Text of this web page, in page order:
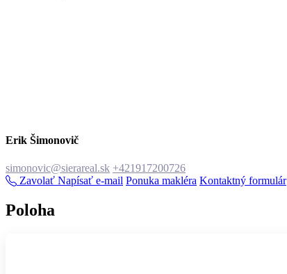
Erik Šimonovič
simonovic@sierareal.sk +421917200726
Zavolať Napísať e-mail Ponuka makléra Kontaktný formulár
Poloha